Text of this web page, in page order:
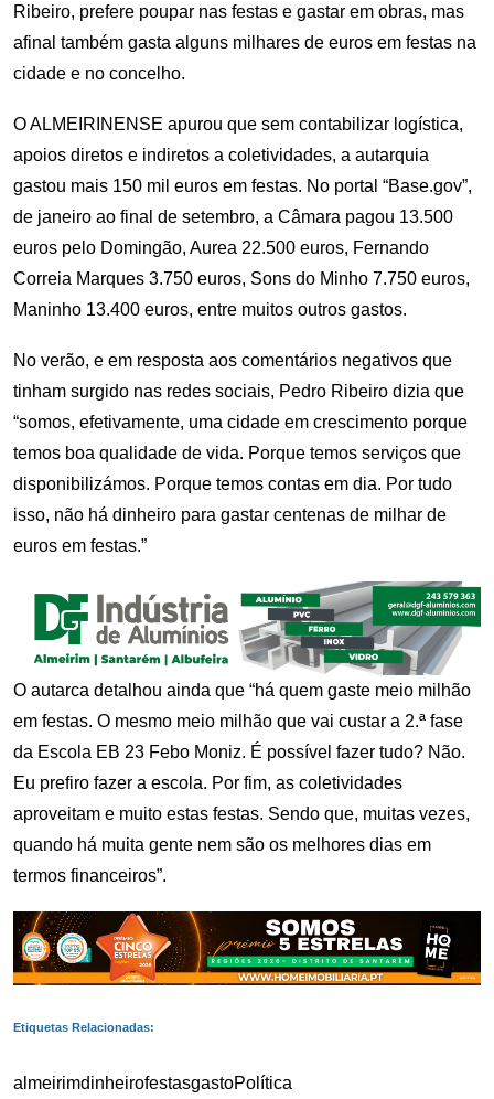
Ribeiro, prefere poupar nas festas e gastar em obras, mas
afinal também gasta alguns milhares de euros em festas na
cidade e no concelho.
O ALMEIRINENSE apurou que sem contabilizar logística,
apoios diretos e indiretos a coletividades, a autarquia
gastou mais 150 mil euros em festas. No portal “Base.gov”,
de janeiro ao final de setembro, a Câmara pagou 13.500
euros pelo Domingão, Aurea 22.500 euros, Fernando
Correia Marques 3.750 euros, Sons do Minho 7.750 euros,
Maninho 13.400 euros, entre muitos outros gastos.
No verão, e em resposta aos comentários negativos que
tinham surgido nas redes sociais, Pedro Ribeiro dizia que
“somos, efetivamente, uma cidade em crescimento porque
temos boa qualidade de vida. Porque temos serviços que
disponibilizámos. Porque temos contas em dia. Por tudo
isso, não há dinheiro para gastar centenas de milhar de
euros em festas.”
O autarca detalhou ainda que “há quem gaste meio milhão
em festas. O mesmo meio milhão que vai custar a 2.ª fase
da Escola EB 23 Febo Moniz. É possível fazer tudo? Não.
Eu prefiro fazer a escola. Por fim, as coletividades
aproveitam e muito estas festas. Sendo que, muitas vezes,
quando há muita gente nem são os melhores dias em
termos financeiros”.
Etiquetas Relacionadas:
almeirimdinheirofestasgastoPolítica